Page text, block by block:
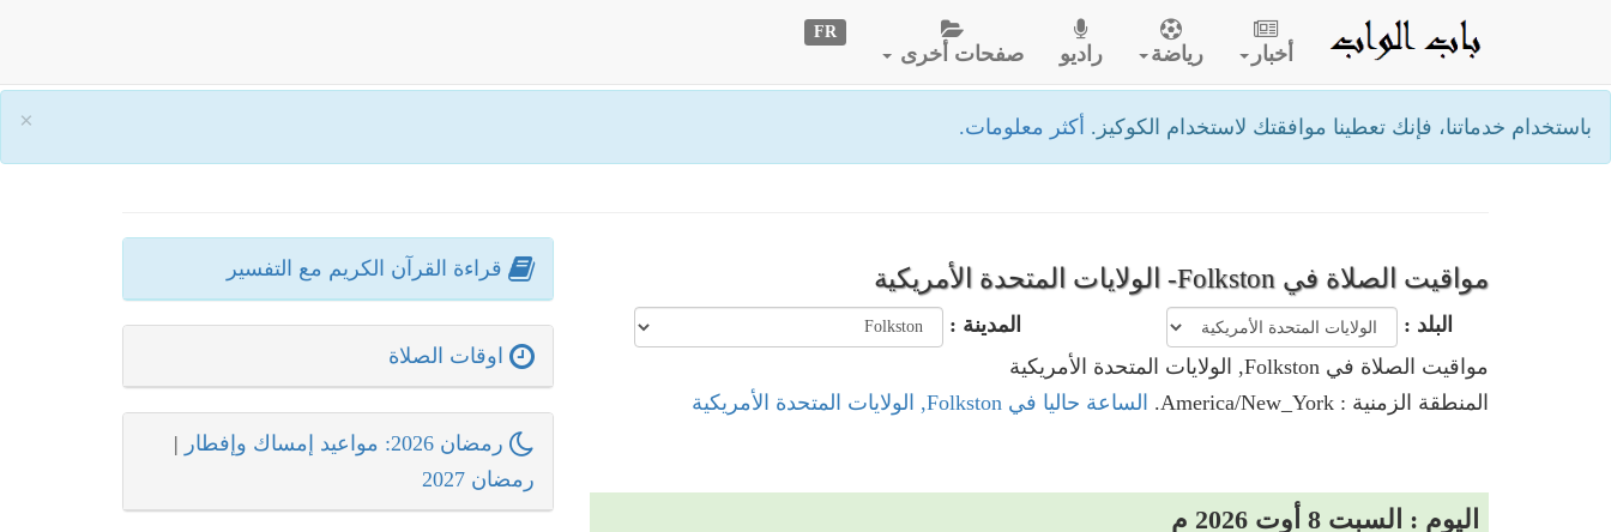
× باستخدام خدماتنا، فإنك تعطينا موافقتك لاستخدام الكوكيز. أكثر معلومات.
أخبار رياضة راديو صفحات أخرى
FR
مواقيت الصلاة في Folkston- الولايات المتحدة الأمريكية
البلد :
المدينة :
مواقيت الصلاة في Folkston, الولايات المتحدة الأمريكية
المنطقة الزمنية : America/New_York.
الساعة حاليا في Folkston, الولايات المتحدة الأمريكية
اليوم : السبت 8 أوت 2026 م
قراءة القرآن الكريم مع التفسير
اوقات الصلاة
رمضان 2026: مواعيد إمساك وإفطار
|
رمضان 2027